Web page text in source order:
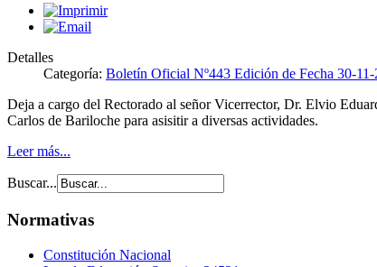
Detalles
Categoría: Boletín Oficial Nº443 Edición de Fecha 30-
Deja a cargo del Rectorado al señor Vicerrector, Dr. Elvio
Carlos de Bariloche para asisitir a diversas actividades.
Leer más...
Buscar...
Normativas
Constitución Nacional